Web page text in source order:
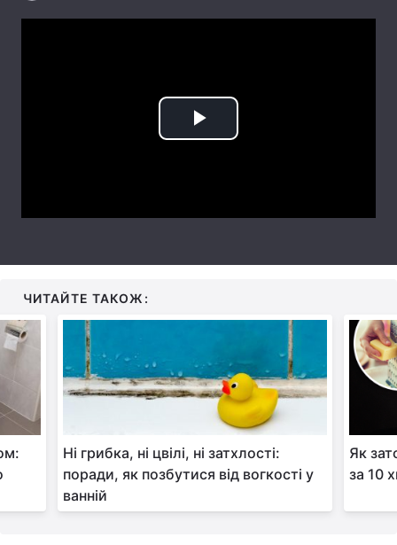
Play
ЧИТАЙТЕ ТАКОЖ:
Ні грибка, ні цвілі, ні затхлості:
поради, як позбутися від вогкості у
ванній
Як
за 10